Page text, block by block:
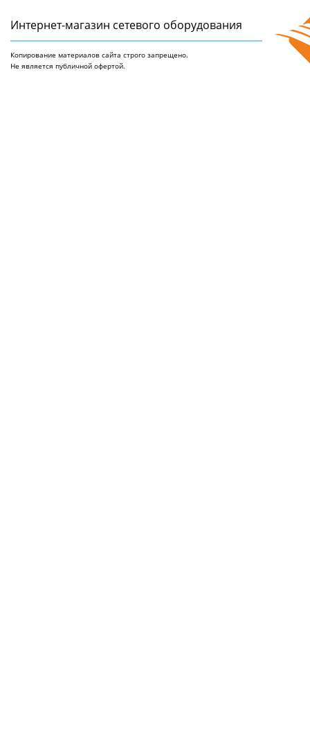
Интернет-магазин сетeвого оборудования
Копирование материалов сайта строго запрещено.
Не является публичной офертой.